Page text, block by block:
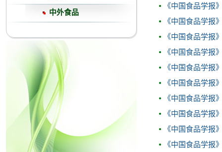
中外食品
《中国食品学报
《中国食品学报
《中国食品学报
《中国食品学报
《中国食品学报
《中国食品学报
《中国食品学报
《中国食品学报
《中国食品学报
《中国食品学报